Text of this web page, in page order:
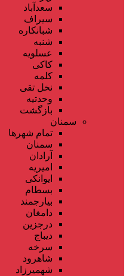
سعدآباد
سیراف
شبانکاره
شنبه
عسلویه
کاکی
کلمه
نخل تقی
وحدتیه
بازگشت
سمنان
تمام شهر‌ها
سمنان
آرادان
امیریه
ایوانکی
بسطام
بیارجمند
دامغان
درجزین
دیباج
سرخه
شاهرود
شهمیرزاد